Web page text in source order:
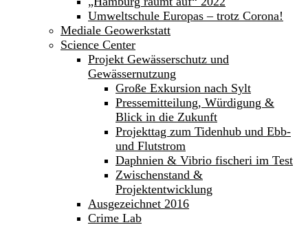
Umweltschule Europas – trotz Corona!
Mediale Geowerkstatt
Science Center
Projekt Gewässerschutz und
Gewässernutzung
Große Exkursion nach Sylt
Pressemitteilung, Würdigung &
Blick in die Zukunft
Projekttag zum Tidenhub und Ebb-
und Flutstrom
Daphnien & Vibrio fischeri im Test
Zwischenstand &
Projektentwicklung
Ausgezeichnet 2016
Crime Lab